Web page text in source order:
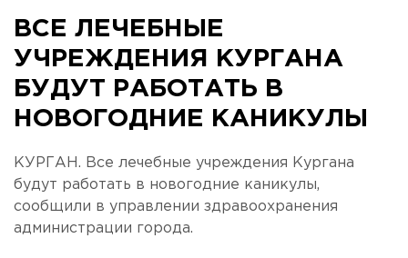
ВСЕ ЛЕЧЕБНЫЕ
УЧРЕЖДЕНИЯ КУРГАНА
БУДУТ РАБОТАТЬ В
НОВОГОДНИЕ КАНИКУЛЫ
КУРГАН. Все лечебные учреждения Кургана
будут работать в новогодние каникулы,
сообщили в управлении здравоохранения
администрации города.